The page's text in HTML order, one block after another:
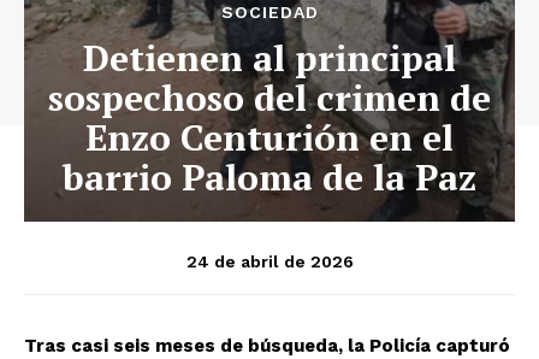
SOCIEDAD
Detienen al principal
sospechoso del crimen de
Enzo Centurión en el
barrio Paloma de la Paz
24 de abril de 2026
Tras casi seis meses de búsqueda, la Policía capturó